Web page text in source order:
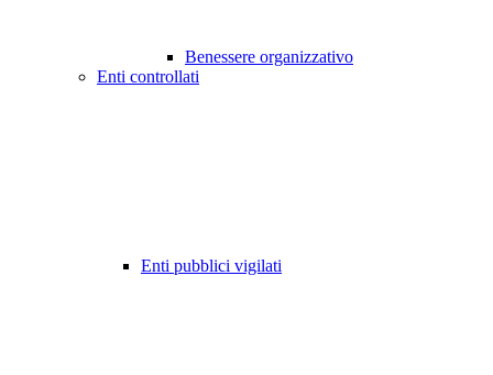
Benessere organizzativo
Enti controllati
Enti pubblici vigilati